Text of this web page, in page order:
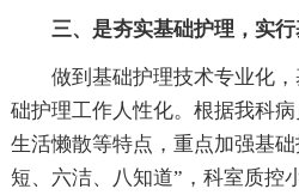
三、是夯实基础护理，实行
做到基础护理技术专业化，
础护理工作人性化。根据我科
生活懒散等特点，重点加强基
短、六洁、八知道”，科室质控